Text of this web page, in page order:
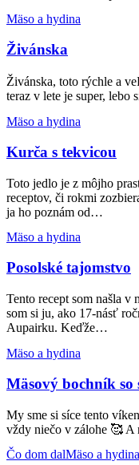
Živánska
Mäso a hydina
Živánska
Živánska, toto rýchle a
teraz v lete je super,
Kurča
tekvicou
Mäso a hydina
Kurča s tekvicou
Toto jedlo je z môjho
receptov, či rokmi
ja ho poznám od…
Posolské
Mäso a hydina
Posolské tajomstvo
Tento recept som našla
som si ju, ako 17-násť
Aupairku. Keďže…
Mäsový
so
a
klobáskou
Mäso a hydina
Mäsový bochník
My sme si síce tento
vždy niečo v zálohe 🥰
Jedlo
Čo dom dalMäso a hydina